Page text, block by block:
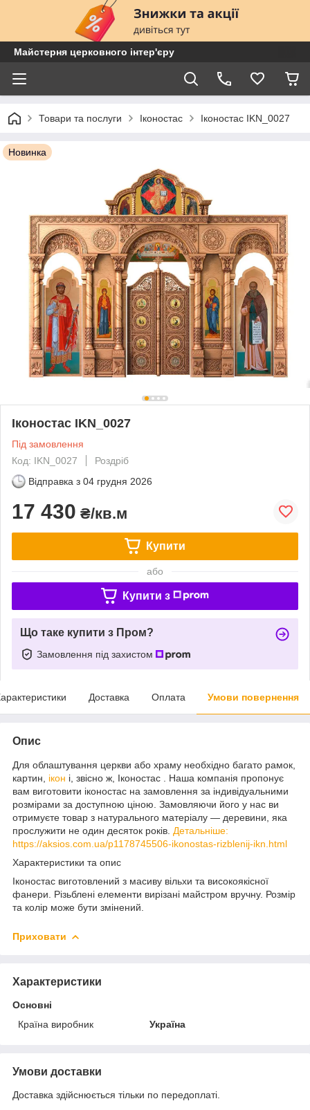
Майстерня церковного інтер'єру
Товари та послуги Іконостас Іконостас IKN_0027
Новинка
Іконостас IKN_0027
Під замовлення
Код: IKN_0027
Роздріб
Відправка з 04 грудня 2026
17 430 ₴/кв.м
Купити
або
Купити з
Що таке купити з Пром?
Замовлення під захистом
Доставка Оплата Умови повернення
Опис
Для облаштування церкви або храму необхідно багато рамок,
картин, ікон і, звісно ж, Іконостас . Наша компанія пропонує
вам виготовити іконостас на замовлення за індивідуальними
розмірами за доступною ціною. Замовляючи його у нас ви
отримуєте товар з натурального матеріалу — деревини, яка
прослужити не один десяток років. Детальніше:
https://aksios.com.ua/p1178745506-ikonostas-rizblenij-ikn.html
Характеристики та опис
Іконостас виготовлений з масиву вільхи та високоякісної
фанери. Різьблені елементи вирізані майстром вручну. Розмір
та колір може бути змінений.
Приховати
Характеристики
Основні
Країна виробник
Україна
Умови доставки
Доставка здійснюється тільки по передоплаті.